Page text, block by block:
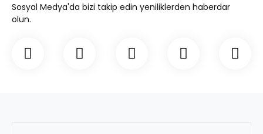
Sosyal Medya'da bizi takip edin yeniliklerden haberdar
olun.